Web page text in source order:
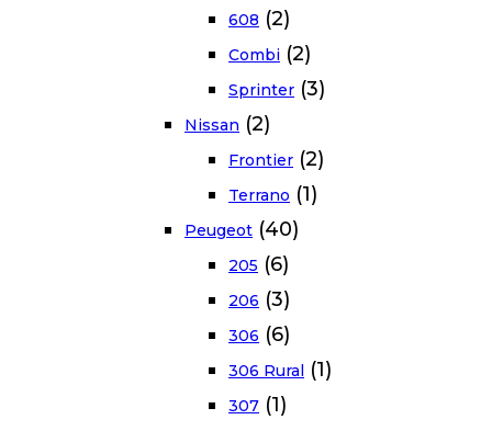
608 (2)
Combi (2)
Sprinter (3)
Nissan (2)
Frontier (2)
Terrano (1)
Peugeot (40)
205 (6)
206 (3)
306 (6)
306 Rural (1)
307 (1)